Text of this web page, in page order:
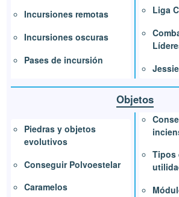
Incursiones remotas
Incursiones oscuras
Pases de incursión
Liga
Objetos
Piedras y objetos
evolutivos
Conseguir Polvoestelar
Caramelos
Tipos